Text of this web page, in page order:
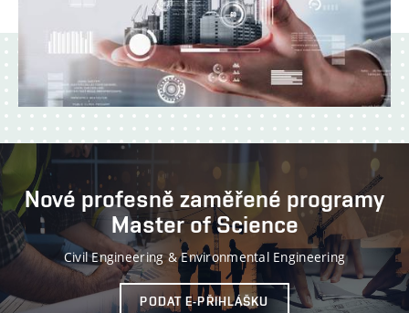
Nové profesně zaměřené programy
Master of Science
Civil Engineering & Environmental Engineering
PODAT E-PŘIHLÁŠKU